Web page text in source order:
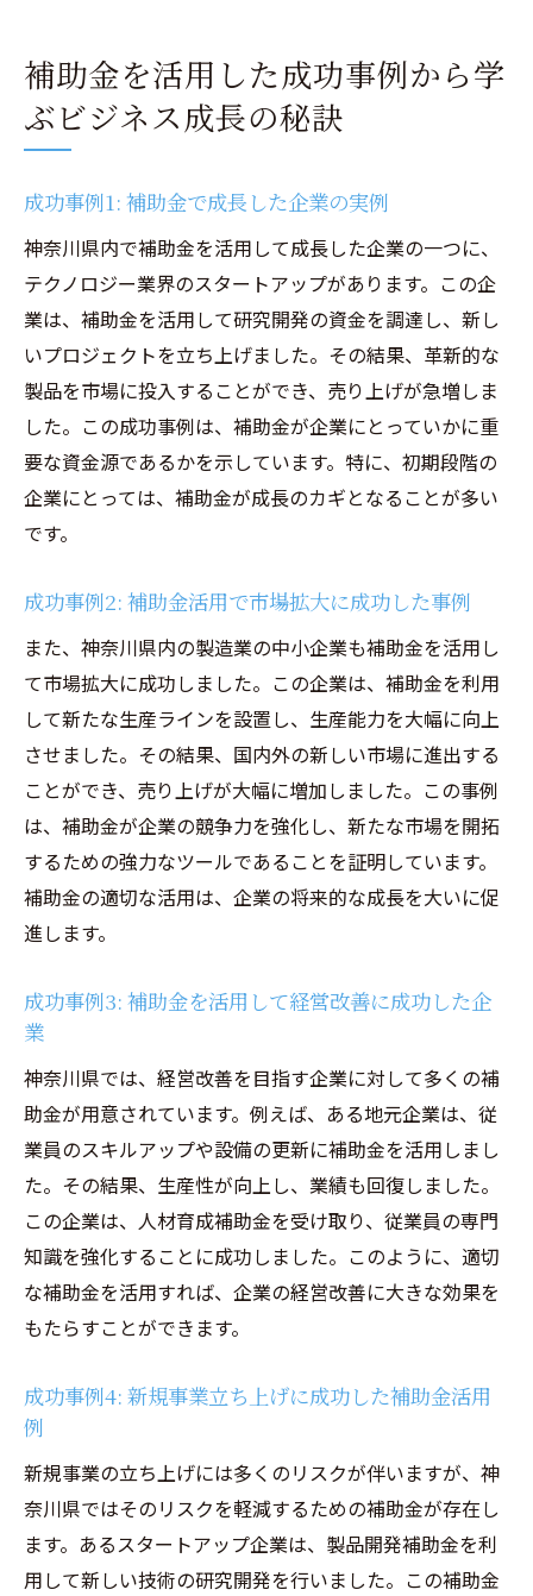
補助金を活用した成功事例から学
ぶビジネス成長の秘訣
成功事例1: 補助金で成長した企業の実例
神奈川県内で補助金を活用して成長した企業の一つに、
テクノロジー業界のスタートアップがあります。この企
業は、補助金を活用して研究開発の資金を調達し、新し
いプロジェクトを立ち上げました。その結果、革新的な
製品を市場に投入することができ、売り上げが急増しま
した。この成功事例は、補助金が企業にとっていかに重
要な資金源であるかを示しています。特に、初期段階の
企業にとっては、補助金が成長のカギとなることが多い
です。
成功事例2: 補助金活用で市場拡大に成功した事例
また、神奈川県内の製造業の中小企業も補助金を活用し
て市場拡大に成功しました。この企業は、補助金を利用
して新たな生産ラインを設置し、生産能力を大幅に向上
させました。その結果、国内外の新しい市場に進出する
ことができ、売り上げが大幅に増加しました。この事例
は、補助金が企業の競争力を強化し、新たな市場を開拓
するための強力なツールであることを証明しています。
補助金の適切な活用は、企業の将来的な成長を大いに促
進します。
成功事例3: 補助金を活用して経営改善に成功した企
業
神奈川県では、経営改善を目指す企業に対して多くの補
助金が用意されています。例えば、ある地元企業は、従
業員のスキルアップや設備の更新に補助金を活用しまし
た。その結果、生産性が向上し、業績も回復しました。
この企業は、人材育成補助金を受け取り、従業員の専門
知識を強化することに成功しました。このように、適切
な補助金を活用すれば、企業の経営改善に大きな効果を
もたらすことができます。
成功事例4: 新規事業立ち上げに成功した補助金活用
例
新規事業の立ち上げには多くのリスクが伴いますが、神
奈川県ではそのリスクを軽減するための補助金が存在し
ます。あるスタートアップ企業は、製品開発補助金を利
用して新しい技術の研究開発を行いました。この補助金